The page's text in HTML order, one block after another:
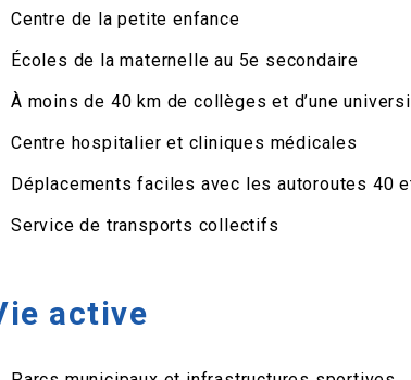
Centre de la petite enfance
Écoles de la maternelle au 5e secondaire
À moins de 40 km de collèges et d’une
Centre hospitalier et cliniques médicales
Déplacements faciles avec les autoroutes 40
Service de transports collectifs
active